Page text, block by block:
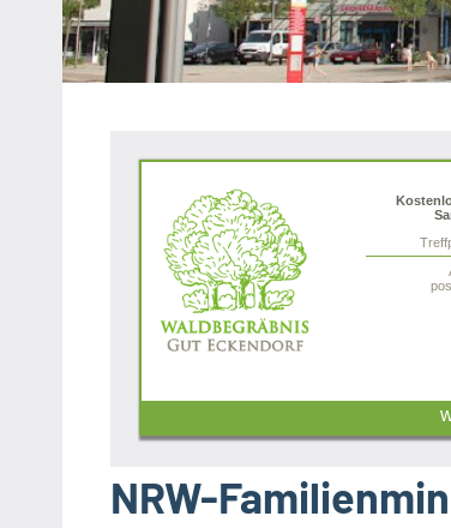
Heipke,
Leopoldshöhe,
NRW-